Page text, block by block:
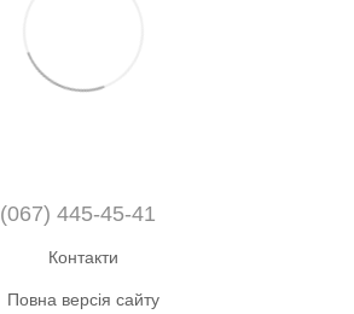
(067) 445-45-41
Контакти
Повна версія сайту